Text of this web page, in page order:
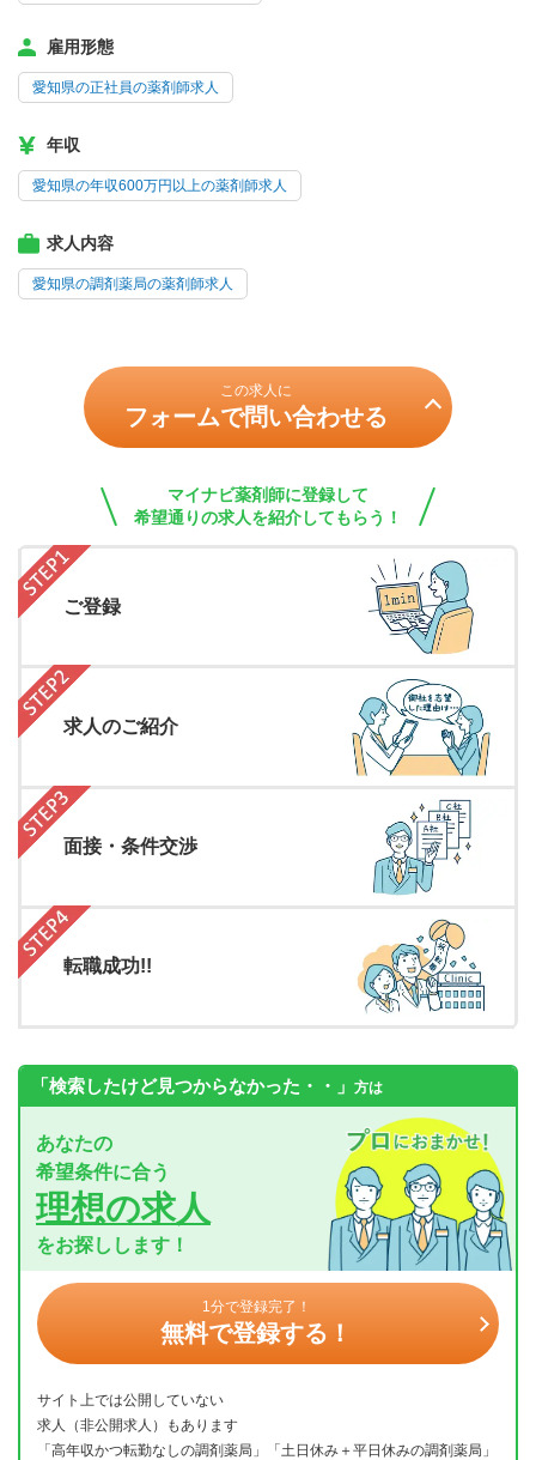
雇用形態
愛知県の正社員の薬剤師求人
年収
愛知県の年収600万円以上の薬剤師求人
求人内容
愛知県の調剤薬局の薬剤師求人
この求人に
フォームで問い合わせる
マイナビ薬剤師に登録して
希望通りの求人を紹介してもらう！
ご登録
求人のご紹介
面接・条件交渉
転職成功!!
「検索したけど見つからなかった・・」 方は
あなたの
希望条件に合う
理想の求人
をお探しします！
1分で登録完了！
無料で登録する！
サイト上では公開していない
求人（非公開求人）もあります
「高年収かつ転勤なしの調剤薬局」「土日休み＋平日休みの調剤薬局」